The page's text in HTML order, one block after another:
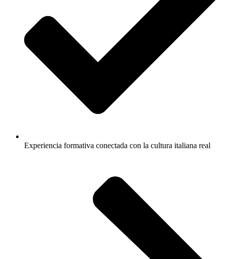
Experiencia formativa conectada con la cultura italiana real